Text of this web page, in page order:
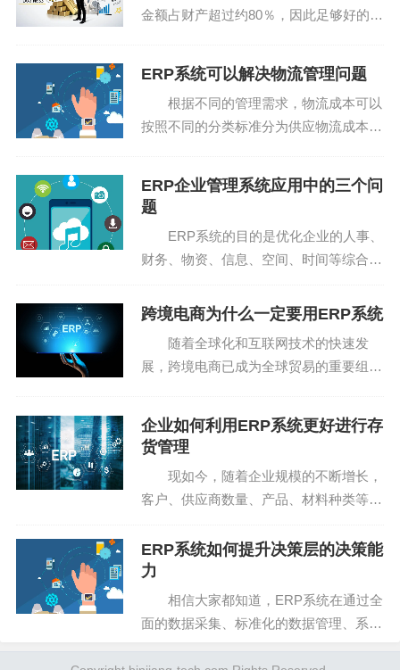
固步自封的状态下接触多元化和信息化的的调转也
业带来越来越完善的信息化管理机制和发展趋势。
金额占财产超过约80％，因此足够好的仓
运行，ERP系统可以不受任何操作系统限
制，以便企业可...
ERP系统可以解决物流管理问题
根据不同的管理需求，物流成本可以
按照不同的分类标准分为供应物流成本、
统，系统部署于服务器端，用户可通过P
C、平板电脑、...
ERP企业管理系统应用中的三个问
题
ERP系统的目的是优化企业的人事、
财务、物资、信息、空间、时间等综合资
向开展一系列业务活动。erp软件围绕核
客户关系管理、国...
跨境电商为什么一定要用ERP系统
随着全球化和互联网技术的快速发
展，跨境电商已成为全球贸易的重要组成
的运营复杂度远高于传统电商，涉及多平
台管理、跨国物流、多币...
企业如何利用ERP系统更好进行存
货管理
现如今，随着企业规模的不断增长，
客户、供应商数量、产品、材料种类等方
储备量也急剧上升。如果企业没能及时获
取客户需求信息，及时调整生产计划，那
么肯定会导致产、销能...
ERP系统如何提升决策层的决策能
力
相信大家都知道，ERP系统在通过全
面的数据采集、标准化的数据管理、系统